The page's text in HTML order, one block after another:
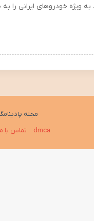
ویژه خودروهای ایرانی را
مجله پادینامگ
dmca
تماس با